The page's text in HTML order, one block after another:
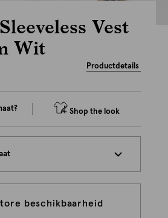
Vest
Wit
Productdetails
Shop the look
beschikbaarheid